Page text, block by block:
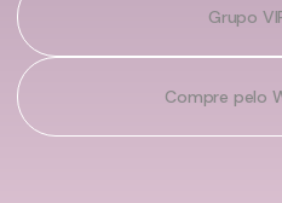
Grupo
Compre pelo